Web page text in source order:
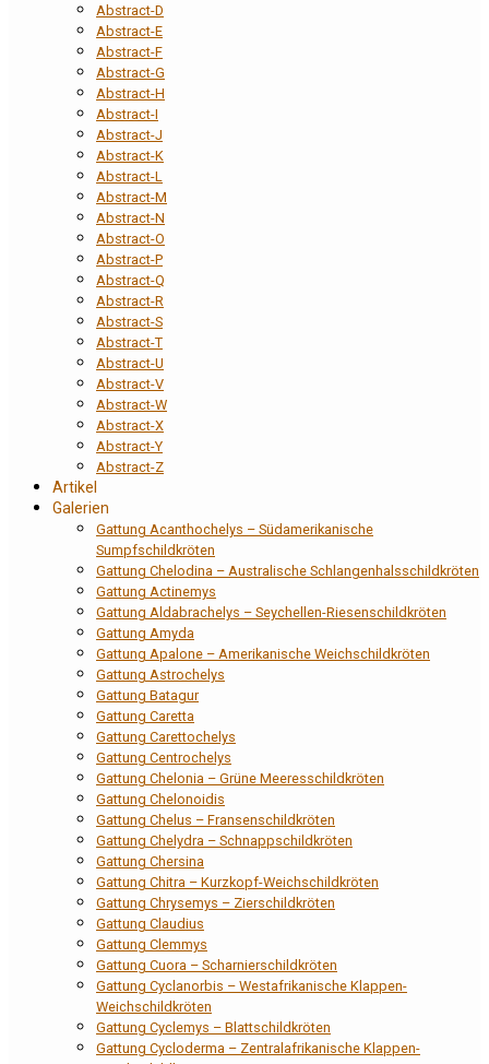
Abstract-D
Abstract-E
Abstract-F
Abstract-G
Abstract-H
Abstract-I
Abstract-J
Abstract-K
Abstract-L
Abstract-M
Abstract-N
Abstract-O
Abstract-P
Abstract-Q
Abstract-R
Abstract-S
Abstract-T
Abstract-U
Abstract-V
Abstract-W
Abstract-X
Abstract-Y
Abstract-Z
Artikel
Galerien
Gattung Acanthochelys – Südamerikanische
Sumpfschildkröten
Gattung Chelodina – Australische Schlangenhalsschildkröten
Gattung Actinemys
Gattung Aldabrachelys – Seychellen-Riesenschildkröten
Gattung Amyda
Gattung Apalone – Amerikanische Weichschildkröten
Gattung Astrochelys
Gattung Batagur
Gattung Caretta
Gattung Carettochelys
Gattung Centrochelys
Gattung Chelonia – Grüne Meeresschildkröten
Gattung Chelonoidis
Gattung Chelus – Fransenschildkröten
Gattung Chelydra – Schnappschildkröten
Gattung Chersina
Gattung Chitra – Kurzkopf-Weichschildkröten
Gattung Chrysemys – Zierschildkröten
Gattung Claudius
Gattung Clemmys
Gattung Cuora – Scharnierschildkröten
Gattung Cyclanorbis – Westafrikanische Klappen-
Weichschildkröten
Gattung Cyclemys – Blattschildkröten
Gattung Cycloderma – Zentralafrikanische Klappen-